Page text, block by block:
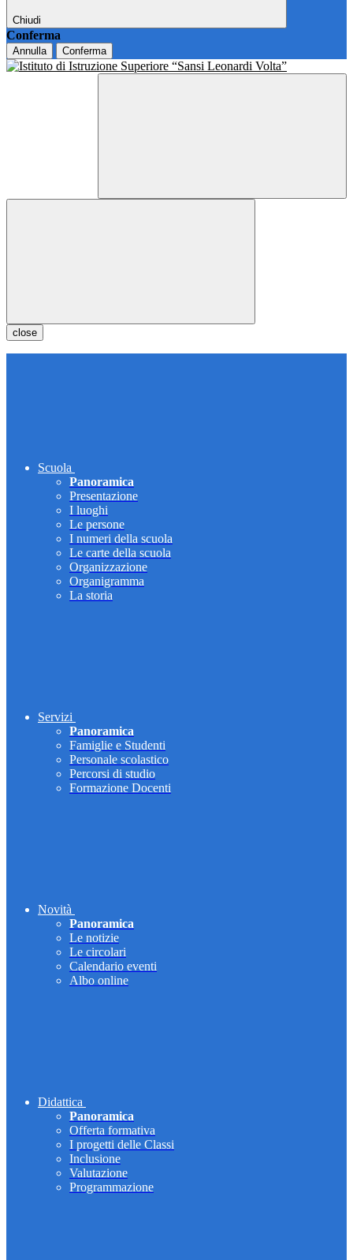
Chiudi
Conferma
Annulla Conferma
close
Scuola
Panoramica
Presentazione
I luoghi
Le persone
I numeri della scuola
Le carte della scuola
Organizzazione
Organigramma
La storia
Servizi
Panoramica
Famiglie e Studenti
Personale scolastico
Percorsi di studio
Formazione Docenti
Novità
Panoramica
Le notizie
Le circolari
Calendario eventi
Albo online
Didattica
Panoramica
Offerta formativa
I progetti delle Classi
Inclusione
Valutazione
Programmazione